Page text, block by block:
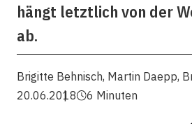
hängt letztlich von der
ab.
Brigitte Behnisch, Martin Daepp,
20.06.2018
6 Minuten